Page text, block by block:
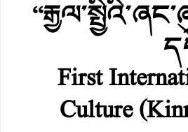
First
Culture